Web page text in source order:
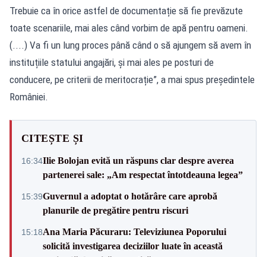
Trebuie ca în orice astfel de documentație să fie prevăzute
toate scenariile, mai ales când vorbim de apă pentru oameni.
(....) Va fi un lung proces până când o să ajungem să avem în
instituțiile statului angajări, și mai ales pe posturi de
conducere, pe criterii de meritocrație”, a mai spus președintele
României.
CITEȘTE ȘI
16:34Ilie Bolojan evită un răspuns clar despre averea
partenerei sale: „Am respectat întotdeauna legea”
15:39Guvernul a adoptat o hotărâre care aprobă
planurile de pregătire pentru riscuri
15:18Ana Maria Păcuraru: Televiziunea Poporului
solicită investigarea deciziilor luate în această